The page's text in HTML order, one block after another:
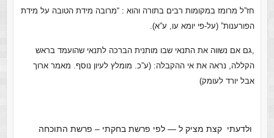
חז”ל מרומז במקומות רבים בתורה והוא : “מרובה מידת הטובה על מידת
הפורענות” (על-פי יומא עו, ע”א).
,גם אם נשווה את התנאי שבו מותנית הברכה לתנאי שהועמד בראש
הקללה, נראה את אי ההקבלה: (ע”כ. מומלץ לעיון נוסף. מאמר ארוך
אבל יורד לעומק)
ולדעתי קצת מציק ל — לפי פרשת בחקתי – פרשת התוכחה